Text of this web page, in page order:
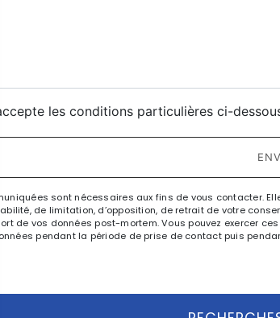
les conditions particulières ci-
sont nécessaires aux fins de vous contacter.
de limitation, d’opposition, de retrait de votre
de vos données post-mortem. Vous pouvez exercer
pendant la période de prise de contact puis